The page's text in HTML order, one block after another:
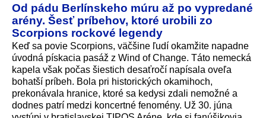
Od pádu Berlínskeho múru až po vypredané
arény. Šesť príbehov, ktoré urobili zo
Scorpions rockové legendy
Keď sa povie Scorpions, väčšine ľudí okamžite napadne
úvodná pískacia pasáž z Wind of Change. Táto nemecká
kapela však počas šiestich desaťročí napísala oveľa
bohatší príbeh. Bola pri historických okamihoch,
prekonávala hranice, ktoré sa kedysi zdali nemožné a
dodnes patrí medzi koncertné fenomény. Už 30. júna